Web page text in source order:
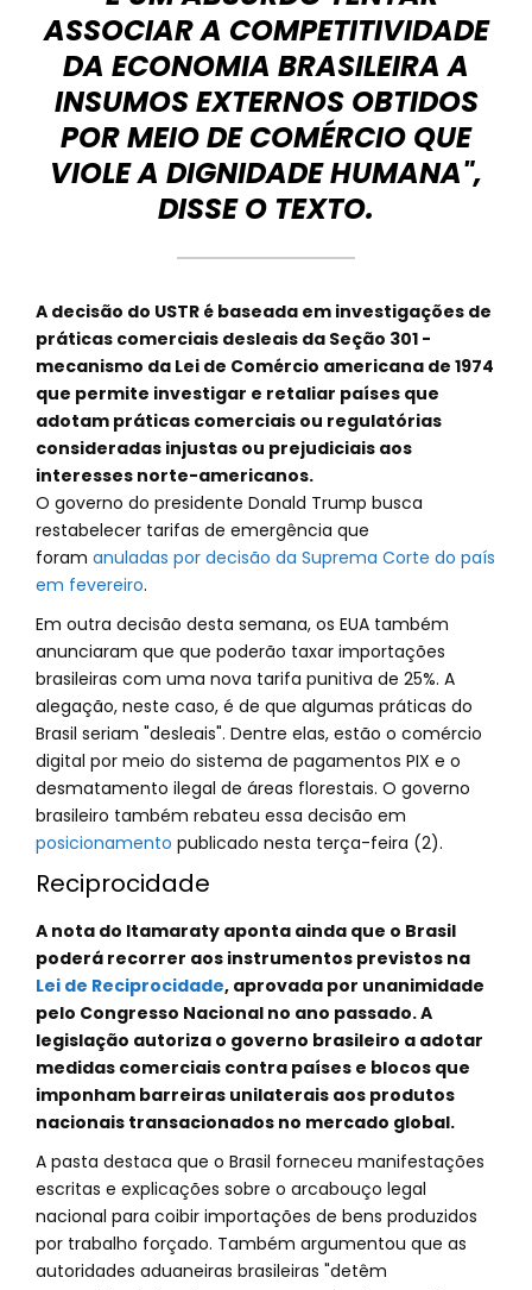
ASSOCIAR A COMPETITIVIDADE
DA ECONOMIA BRASILEIRA A
INSUMOS EXTERNOS OBTIDOS
POR MEIO DE COMÉRCIO QUE
VIOLE A DIGNIDADE HUMANA",
DISSE O TEXTO.
A decisão do USTR é baseada em investigações de
práticas comerciais desleais da Seção 301 -
mecanismo da Lei de Comércio americana de 1974
que permite investigar e retaliar países que
adotam práticas comerciais ou regulatórias
consideradas injustas ou prejudiciais aos
interesses norte-americanos.
O governo do presidente Donald Trump busca
restabelecer tarifas de emergência que
foram anuladas por decisão da Suprema Corte do país
em fevereiro.
Em outra decisão desta semana, os EUA também
anunciaram que que poderão taxar importações
brasileiras com uma nova tarifa punitiva de 25%. A
alegação, neste caso, é de que algumas práticas do
Brasil seriam "desleais". Dentre elas, estão o comércio
digital por meio do sistema de pagamentos PIX e o
desmatamento ilegal de áreas florestais. O governo
brasileiro também rebateu essa decisão em
posicionamento publicado nesta terça-feira (2).
Reciprocidade
A nota do Itamaraty aponta ainda que o Brasil
poderá recorrer aos instrumentos previstos na
Lei de Reciprocidade, aprovada por unanimidade
pelo Congresso Nacional no ano passado. A
legislação autoriza o governo brasileiro a adotar
medidas comerciais contra países e blocos que
imponham barreiras unilaterais aos produtos
nacionais transacionados no mercado global.
A pasta destaca que o Brasil forneceu manifestações
escritas e explicações sobre o arcabouço legal
nacional para coibir importações de bens produzidos
por trabalho forçado. Também argumentou que as
autoridades aduaneiras brasileiras "detêm